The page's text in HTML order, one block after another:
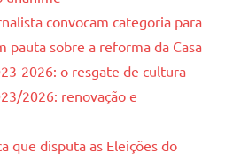
convocam categoria para
pauta sobre a reforma da Casa
2026: o resgate de cultura
2026: renovação e
que disputa as Eleições do